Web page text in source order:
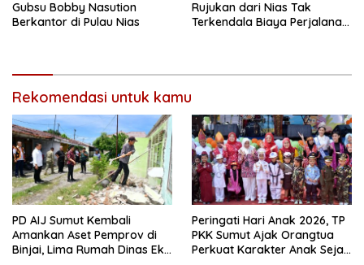
Gubsu Bobby Nasution
Berkantor di Pulau Nias
Rujukan dari Nias Tak
Terkendala Biaya Perjalanan
Rekomendasi untuk kamu
PD AIJ Sumut Kembali
Amankan Aset Pemprov di
Binjai, Lima Rumah Dinas Eks
Peringati Hari Anak 2026, TP
PKK Sumut Ajak Orangtua
Perkuat Karakter Anak Sejak